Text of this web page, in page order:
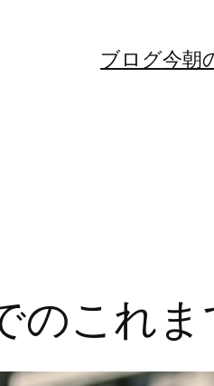
ブログ今朝
のこれま